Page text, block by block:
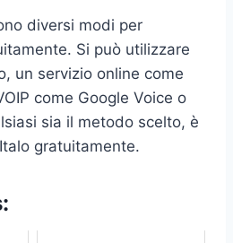
diversi modi per
Si può utilizzare
un servizio online come
come Google Voice o
sia il metodo scelto, è
gratuitamente.